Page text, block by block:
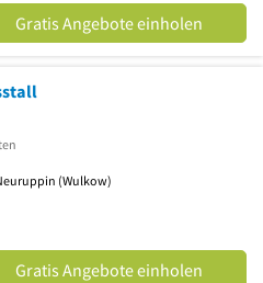
Gratis Angebote einholen
(Wulkow)
Gratis Angebote einholen